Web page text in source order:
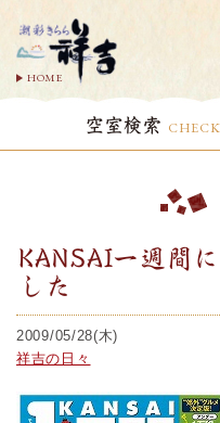
HOME
空室検索 CHECK
KANSAI一週間
した
2009/05/28(木)
祥吉の日々